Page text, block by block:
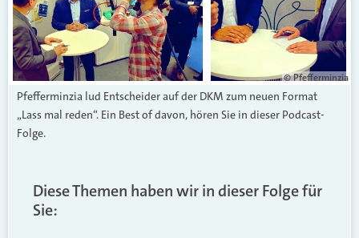
© Pfefferminzia
Pfefferminzia lud Entscheider auf der DKM zum neuen Format
„Lass mal reden“. Ein Best of davon, hören Sie in dieser Podcast-
Folge.
Diese Themen haben wir in dieser Folge für
Sie: